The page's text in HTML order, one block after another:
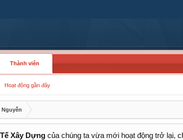
Thành viên
Hoạt động gần đây
Nguyễn
Xây Dựng của chúng ta vừa mới hoạt động trở lại,